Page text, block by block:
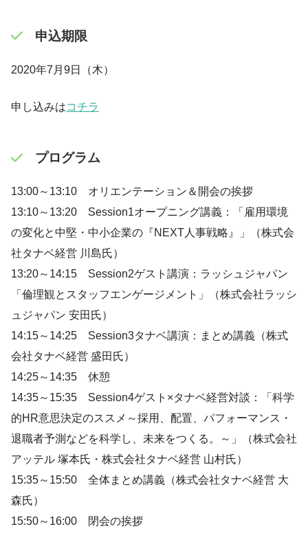
申込期限
2020年7月9日（木）
申し込みはコチラ
プログラム
13:00～13:10 オリエンテーション＆開会の挨拶
13:10～13:20 Session1オープニング講義：「雇用環境
の変化と中堅・中小企業の『NEXT人事戦略』」（株式会
社タナベ経営 川島氏）
13:20～14:15 Session2ゲスト講演：ラッシュジャパン
「倫理観とスタッフエンゲージメント」（株式会社ラッシ
ュジャパン 安田氏）
14:15～14:25 Session3タナベ講演：まとめ講義（株式
会社タナベ経営 盛田氏）
14:25～14:35 休憩
14:35～15:35 Session4ゲスト×タナベ経営対談：「科学
的HR意思決定のススメ～採用、配置、パフォーマンス・
退職者予測などを科学し、未来をつくる。～」（株式会社
アッテル 塚本氏・株式会社タナベ経営 山村氏）
15:35～15:50 全体まとめ講義（株式会社タナベ経営 大
森氏）
15:50～16:00 閉会の挨拶